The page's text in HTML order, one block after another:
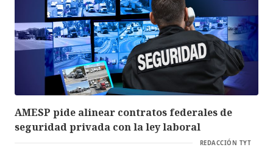
AMESP pide alinear contratos federales de
seguridad privada con la ley laboral
REDACCIÓN TYT